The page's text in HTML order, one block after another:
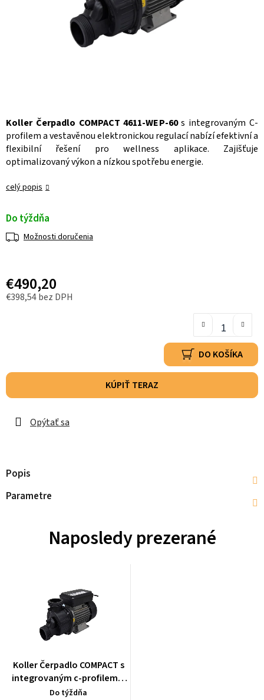
Koller Čerpadlo COMPACT 4611-WEP-60s integrovaným C-
profilem a vestavěnou elektronickou regulací nabízí efektivní a
flexibilní řešení pro wellness aplikace. Zajišťuje
optimalizovaný výkon a nízkou spotřebu energie.
celý popis
Do týždňa
Možnosti doručenia
€490,20
€398,54 bez DPH
DO KOŠÍKA
KÚPIŤ TERAZ
Opýtať sa
Popis
Parametre
Naposledy prezerané
Koller Čerpadlo COMPACT s
integrovaným c-profilem a
vestavanou elektronickou
Do týždňa